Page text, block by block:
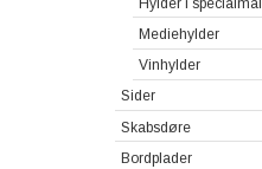
Mediehylder
Vinhylder
Sider
Skabsdøre
Bordplader